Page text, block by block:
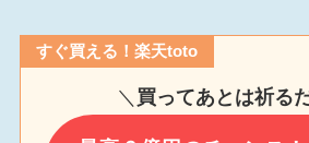
すぐ買える！楽天toto
＼ 買ってあとは祈る